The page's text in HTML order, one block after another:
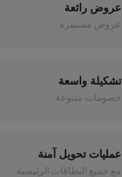
عروض رائعة
عروض مستمرة
تشكيلة واسعة
خصومات متنوعة
عمليات تحويل آمنة
مع جميع البطاقات الرئيسية